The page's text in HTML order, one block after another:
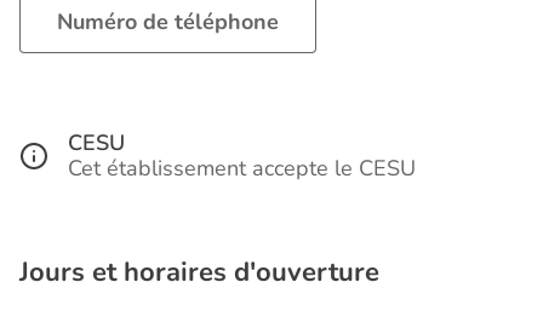
Numéro de téléphone
CESU
Cet établissement accepte le CESU
Jours et horaires d'ouverture